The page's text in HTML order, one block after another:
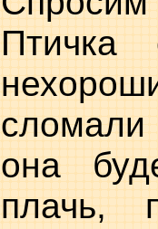
Птичка
сломали
она
плачь,